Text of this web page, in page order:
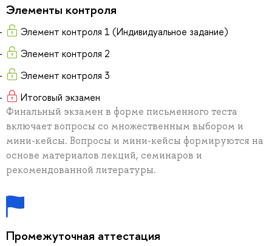
Элементы контроля
Элемент контроля 1 (Индивидуальное задание)
Элемент контроля 2
Элемент контроля 3
Итоговый экзамен
Финальный экзамен в форме письменного теста
включает вопросы со множественным выбором и
мини-кейсы. Вопросы и мини-кейсы формируются на
основе материалов лекций, семинаров и
рекомендованной литературы.
Промежуточная аттестация